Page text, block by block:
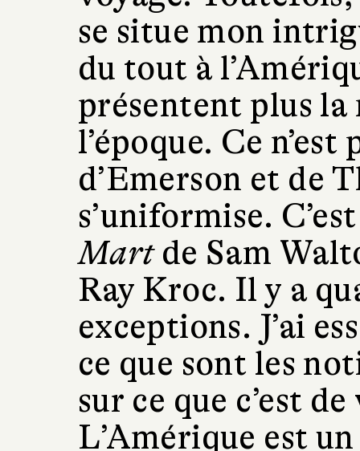
se situe mon
du tout à
présentent plus la
l’époque. Ce
d’Emerson et de
s’uniformise.
Martde Sam
Ray Kroc. Il y a
exceptions. J’ai
ce que sont les
sur ce que c’est
L’Amérique est